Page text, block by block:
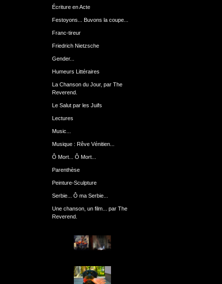
Écriture en Acte
Festoyons... Buvons la coupe...
Franc-tireur
Friedrich Nietzsche
Gender...
Humeurs Littéraires
La Chanson du Jour, par The
Reverend.
Le Salut par les Juifs
Lectures
Music...
Musique : Rêve Vénitien...
Ô Mort... Ô Mort...
Parenthèse
Peinture-Sculpture
Serbie... Ô ma Serbie...
Une chanson, un film... par The
Reverend.